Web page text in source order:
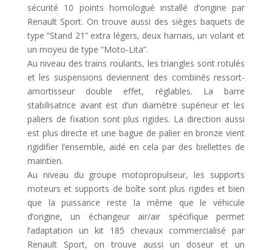
sécurité 10 points homologué installé d’origine par
Renault Sport. On trouve aussi des sièges baquets de
type “Stand 21” extra légers, deux harnais, un volant et
un moyeu de type “Moto-Lita”.
Au niveau des trains roulants, les triangles sont rotulés
et les suspensions deviennent des combinés ressort-
amortisseur double effet, réglables. La barre
stabilisatrice avant est d’un diamètre supérieur et les
paliers de fixation sont plus rigides. La direction aussi
est plus directe et une bague de palier en bronze vient
rigidifier l’ensemble, aidé en cela par des biellettes de
maintien.
Au niveau du groupe motopropulseur, les supports
moteurs et supports de boîte sont plus rigides et bien
que la puissance reste la même que le véhicule
d’origine, un échangeur air/air spécifique permet
l’adaptation un kit 185 chevaux commercialisé par
Renault Sport, on trouve aussi un doseur et un